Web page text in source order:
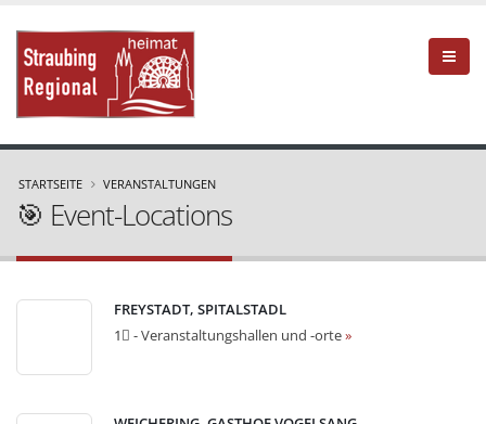
STARTSEITE VERANSTALTUNGEN
🎯 Event-Locations
FREYSTADT, SPITALSTADL
1⃣ - Veranstaltungshallen und -orte»